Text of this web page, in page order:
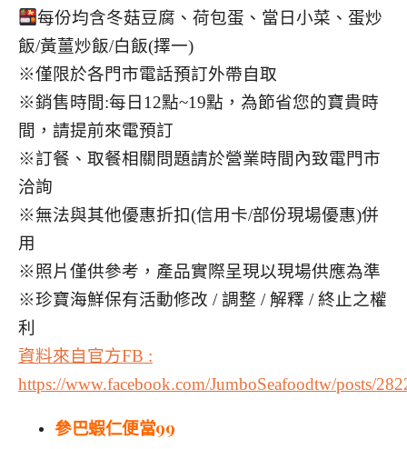
每份均含冬菇豆腐、荷包蛋、當日小菜、蛋炒
飯/黃薑炒飯/白飯(擇一)
※僅限於各門市電話預訂外帶自取
※銷售時間:每日12點~19點，為節省您的寶貴時
間，請提前來電預訂
※訂餐、取餐相關問題請於營業時間內致電門市
洽詢
※無法與其他優惠折扣(信用卡/部份現場優惠)併
用
※照片僅供參考，產品實際呈現以現場供應為準
※珍寶海鮮保有活動修改 / 調整 / 解釋 / 終止之權
利
資料來自官方FB :
https://www.facebook.com/JumboSeafoodtw/posts/
參巴蝦仁便當99